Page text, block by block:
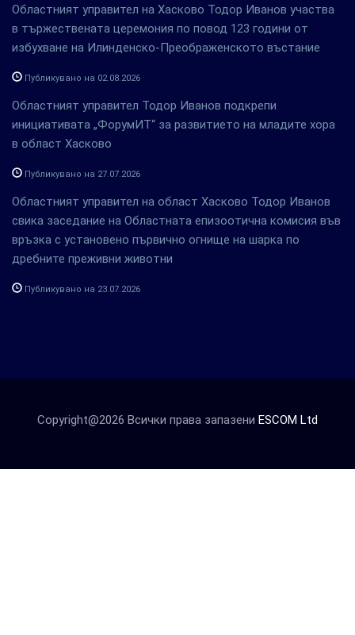
Областният управител на Хасково Тодор Иванов участва
в тържествената церемония по повод 123 години от
избухване на Илинденско-Преображенското въстание
Публикувано на 02.08.2026
Областният управител Тодор Иванов подкрепи
инициативата „ФорумИТ“ за развитието на младите хора
в област Хасково
Публикувано на 27.07.2026
Областният управител на област Хасково Тодор Иванов
свика заседание на Областната епизоотична комисия във
връзка с установено първично огнище на шарка по
дребните преживни животни
Публикувано на 23.07.2026
Copyright@2026 Всички права запазени ESCOM Ltd